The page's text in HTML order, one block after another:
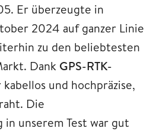
Er überzeugte in
2024 auf ganzer Linie
zu den beliebtesten
Dank GPS-RTK-
und hochpräzise,
Die
unserem Test war gut